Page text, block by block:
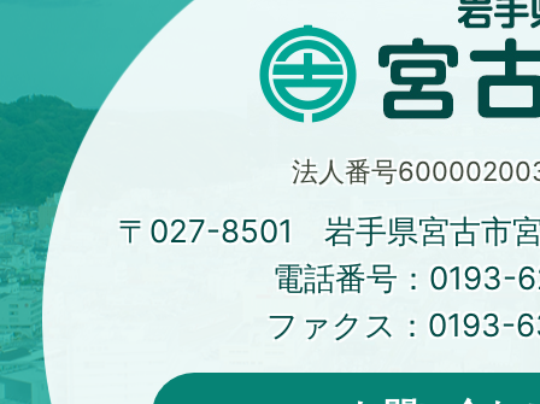
法人番号
〒027-8501 岩手県宮古市
電話番号： 0193-
ファクス： 0193-